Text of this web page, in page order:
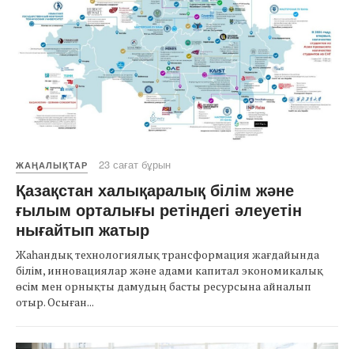
ЖАҢАЛЫҚТАР 23 сағат бұрын
Қазақстан халықаралық білім және
ғылым орталығы ретіндегі әлеуетін
нығайтып жатыр
Жаһандық технологиялық трансформация жағдайында
білім, инновациялар және адами капитал экономикалық
өсім мен орнықты дамудың басты ресурсына айналып
отыр. Осыған...